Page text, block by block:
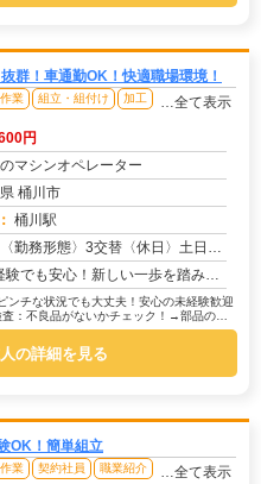
群！車通勤OK！快適職場環境！
業 組立・組付け 加工 …全て表示
円
マシンオペレーター
桶川市
桶川駅
〈勤務形態〉3交替〈休日〉土日休み※職場カレンダーによる
！新しい一歩を踏み出せます。株式会社京栄センターでは、経験・学歴・スキルは一切問いません。未経験者や...
ンチな状況でも大丈夫！安心の未経験歓迎
：不良品がないかチェック！→部品の運
の詳細を見る
OK！簡単組立
業 契約社員 職業紹介 …全て表示